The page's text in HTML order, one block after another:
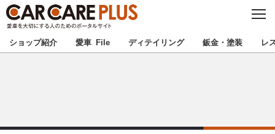
C
S
E
★カーケアプラス認定★ 厳選プロショップを地域から探す
甲信越 北陸
ショップ紹介 愛車 File ディテイリング 鈑金・塗装 レ